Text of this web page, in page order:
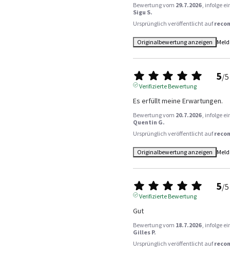
Bewertung vom 29.7.2026 , infolge
Sigu S.
Ursprünglich veröffentlicht auf
Originalbewertung anzeigen
5/5
Verifizierte Bewertung
Es erfüllt meine Erwartungen.
Bewertung vom 20.7.2026 , infolge
Quentin G.
Ursprünglich veröffentlicht auf
Originalbewertung anzeigen
5/5
Verifizierte Bewertung
Gut
Bewertung vom 18.7.2026 , infolge
Gilles P.
Ursprünglich veröffentlicht auf